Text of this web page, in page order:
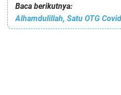
Baca berikutnya: